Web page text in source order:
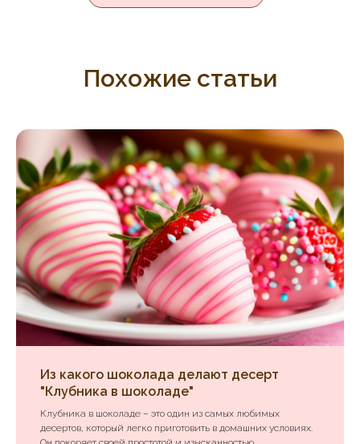
Похожие статьи
Из какого шоколада делают десерт
"Клубника в шоколаде"
Клубника в шоколаде – это один из самых любимых
десертов, который легко приготовить в домашних условиях.